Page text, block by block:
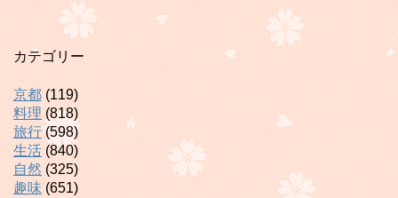
カテゴリー
京都 (119)
料理 (818)
旅行(598)
生活 (840)
自然 (325)
趣味 (651)